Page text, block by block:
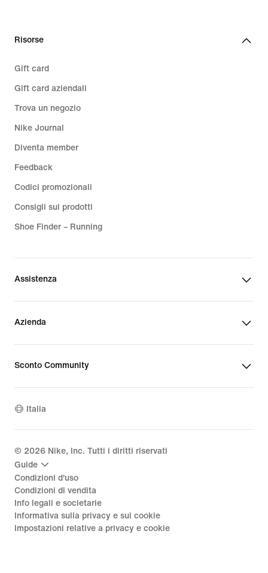
Risorse
Gift card
Gift card aziendali
Trova un negozio
Nike Journal
Diventa member
Feedback
Codici promozionali
Consigli sui prodotti
Shoe Finder – Running
Assistenza
Azienda
Sconto Community
Italia
© 2026 Nike, Inc. Tutti i diritti riservati
Guide
Condizioni d'uso
Condizioni di vendita
Info legali e societarie
Informativa sulla privacy e sui cookie
Impostazioni relative a privacy e cookie